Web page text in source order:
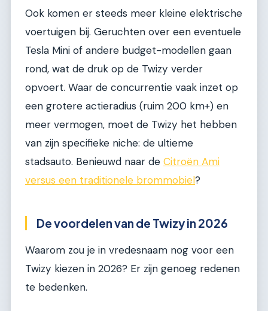
Ook komen er steeds meer kleine elektrische
voertuigen bij. Geruchten over een eventuele
Tesla Mini of andere budget-modellen gaan
rond, wat de druk op de Twizy verder
opvoert. Waar de concurrentie vaak inzet op
een grotere actieradius (ruim 200 km+) en
meer vermogen, moet de Twizy het hebben
van zijn specifieke niche: de ultieme
stadsauto. Benieuwd naar de Citroën Ami
versus een traditionele brommobiel?
De voordelen van de Twizy in 2026
Waarom zou je in vredesnaam nog voor een
Twizy kiezen in 2026? Er zijn genoeg redenen
te bedenken.